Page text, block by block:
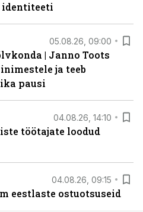
identiteeti
05.08.26, 09:00
| Janno Toots
ja teeb
pausi
04.08.26, 14:10
töötajate loodud
04.08.26, 09:15
eestlaste ostuotsuseid